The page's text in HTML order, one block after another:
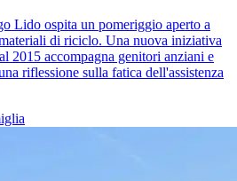
Lido ospita un pomeriggio aperto a
di riciclo. Una nuova iniziativa
2015 accompagna genitori anziani e
riflessione sulla fatica dell'assistenza